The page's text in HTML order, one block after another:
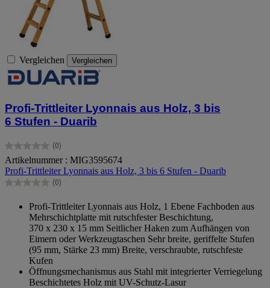
Vergleichen Vergleichen
Profi-Trittleiter Lyonnais aus Holz, 3 bis
6 Stufen - Duarib
(0)
0.0
von
5
Sternen.
Artikelnummer : MIG3595674
Profi-Trittleiter Lyonnais aus Holz, 3 bis 6 Stufen - Duarib
(0)
0.0
Sternen.
Profi-Trittleiter Lyonnais aus Holz, 1 Ebene Fachboden aus
Mehrschichtplatte mit rutschfester Beschichtung,
370 x 230 x 15 mm Seitlicher Haken zum Aufhängen von
Eimern oder Werkzeugtaschen Sehr breite, geriffelte Stufen
(95 mm, Stärke 23 mm) Breite, verschraubte, rutschfeste
Kufen
Öffnungsmechanismus aus Stahl mit integrierter Verriegelung
Beschichtetes Holz mit UV-Schutz-Lasur